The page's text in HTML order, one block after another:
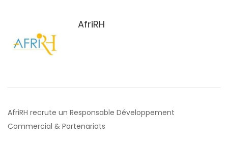
AfriRH
AfriRH recrute un Responsable Développement
Commercial & Partenariats